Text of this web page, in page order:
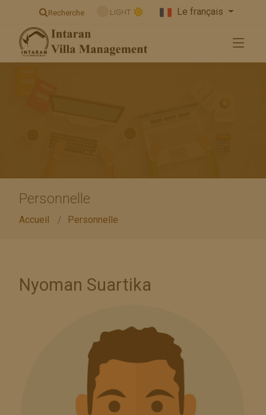
Recherche LIGHT Le français
Personnelle
Accueil Personnelle
Nyoman Suartika